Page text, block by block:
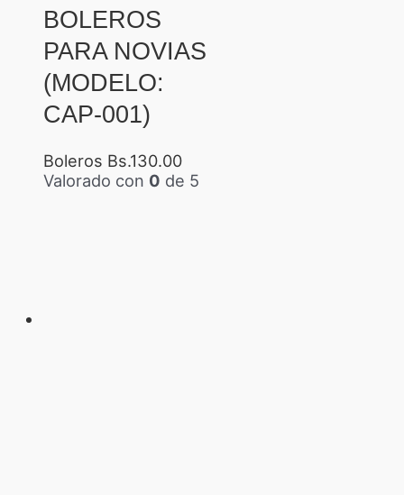
BOLEROS
PARA NOVIAS
(MODELO:
CAP-001)
Boleros Bs.130.00
Valorado con 0 de 5